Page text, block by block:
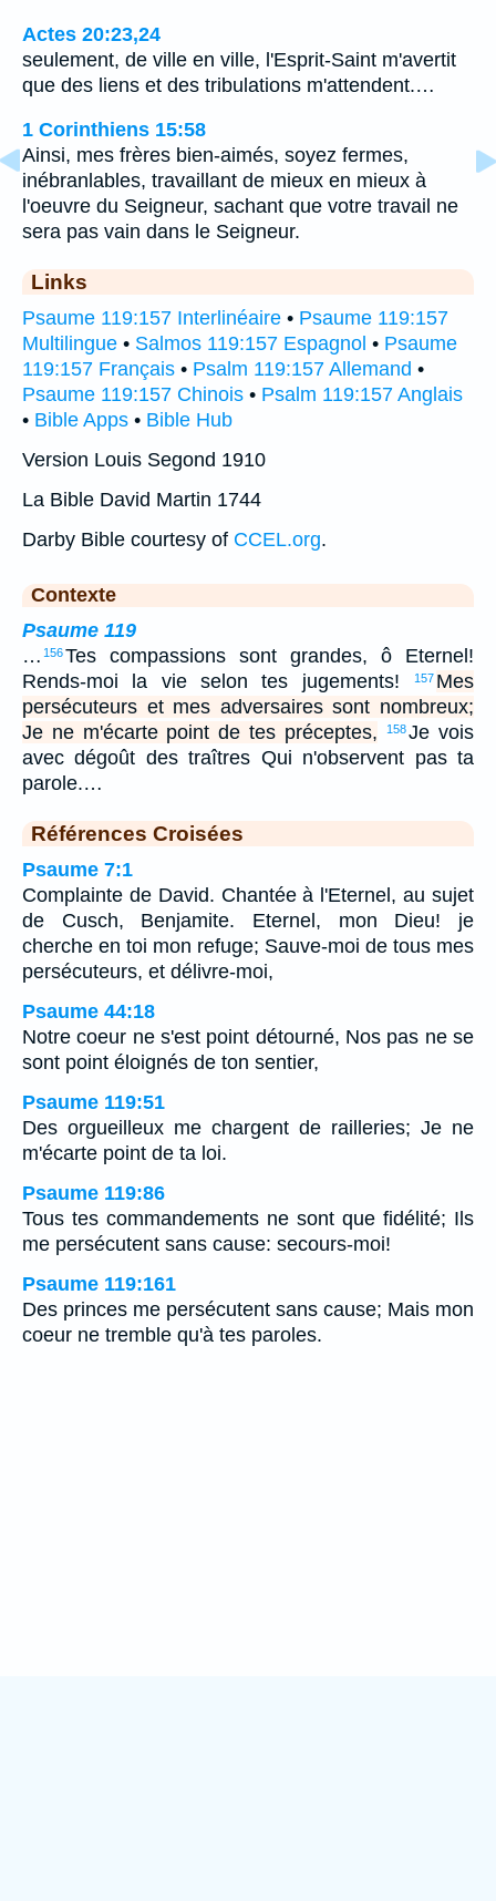
Actes 20:23,24
seulement, de ville en ville, l'Esprit-Saint m'avertit
que des liens et des tribulations m'attendent.…
1 Corinthiens 15:58
Ainsi, mes frères bien-aimés, soyez fermes,
inébranlables, travaillant de mieux en mieux à
l'oeuvre du Seigneur, sachant que votre travail ne
sera pas vain dans le Seigneur.
Links
Psaume 119:157 Interlinéaire • Psaume 119:157
Multilingue • Salmos 119:157 Espagnol • Psaume
119:157 Français • Psalm 119:157 Allemand •
Psaume 119:157 Chinois • Psalm 119:157 Anglais
• Bible Apps • Bible Hub
Version Louis Segond 1910
La Bible David Martin 1744
Darby Bible courtesy of CCEL.org.
Contexte
Psaume 119
… 156Tes compassions sont grandes, ô Eternel!
Rends-moi la vie selon tes jugements!
157 Mes
persécuteurs et mes adversaires sont nombreux;
Je ne m'écarte point de tes préceptes,
158Je vois
avec dégoût des traîtres Qui n'observent pas ta
parole.…
Références Croisées
Psaume 7:1
Complainte de David. Chantée à l'Eternel, au sujet
de Cusch, Benjamite. Eternel, mon Dieu! je
cherche en toi mon refuge; Sauve-moi de tous mes
persécuteurs, et délivre-moi,
Psaume 44:18
Notre coeur ne s'est point détourné, Nos pas ne se
sont point éloignés de ton sentier,
Psaume 119:51
Des orgueilleux me chargent de railleries; Je ne
m'écarte point de ta loi.
Psaume 119:86
Tous tes commandements ne sont que fidélité; Ils
me persécutent sans cause: secours-moi!
Psaume 119:161
Des princes me persécutent sans cause; Mais mon
coeur ne tremble qu'à tes paroles.